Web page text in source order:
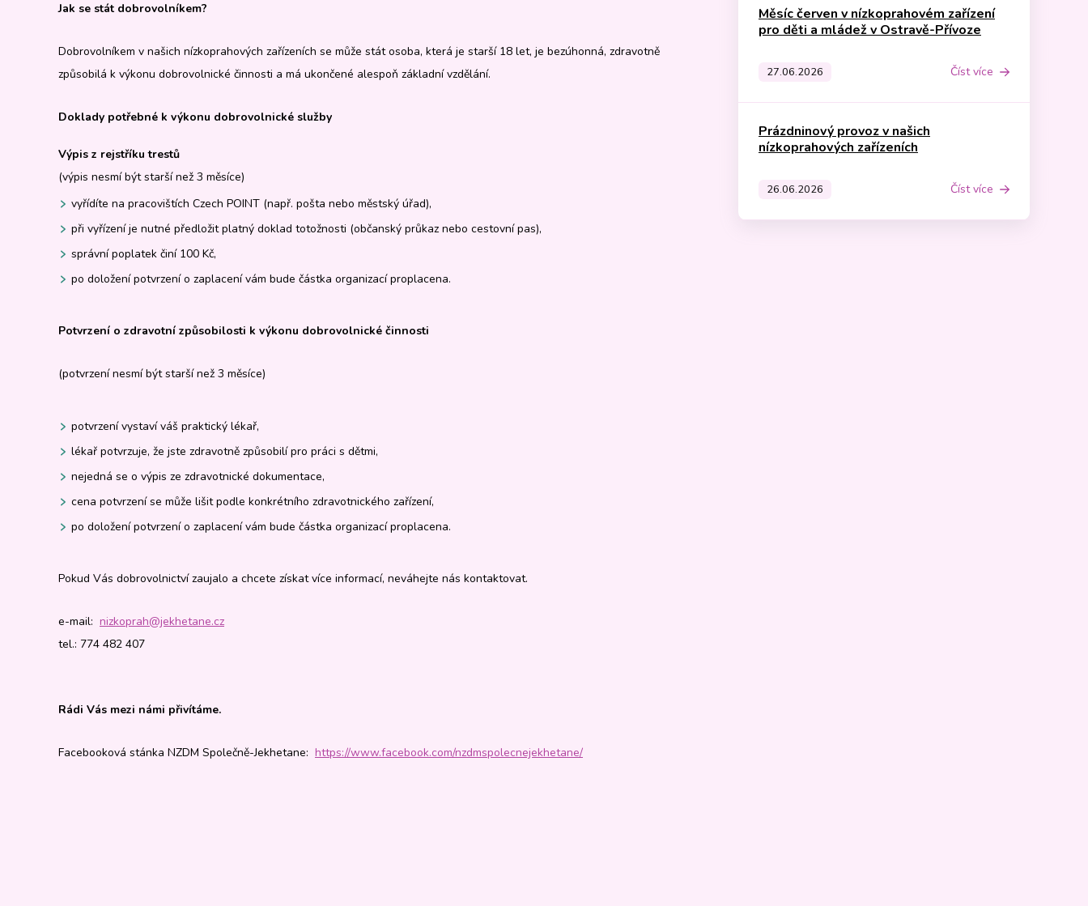
Jak se stát dobrovolníkem?
Dobrovolníkem v našich nízkoprahových zařízeních se může stát osoba, která je starší 18 let, je bezúhonná, zdravotně
způsobilá k výkonu dobrovolnické činnosti a má ukončené alespoň základní vzdělání.
Doklady potřebné k výkonu dobrovolnické služby
Výpis z rejstříku trestů
(výpis nesmí být starší než 3 měsíce)
vyřídíte na pracovištích Czech POINT (např. pošta nebo městský úřad),
při vyřízení je nutné předložit platný doklad totožnosti (občanský průkaz nebo cestovní pas),
správní poplatek činí 100 Kč,
po doložení potvrzení o zaplacení vám bude částka organizací proplacena.
Potvrzení o zdravotní způsobilosti k výkonu dobrovolnické činnosti
(potvrzení nesmí být starší než 3 měsíce)
potvrzení vystaví váš praktický lékař,
lékař potvrzuje, že jste zdravotně způsobilí pro práci s dětmi,
nejedná se o výpis ze zdravotnické dokumentace,
cena potvrzení se může lišit podle konkrétního zdravotnického zařízení,
po doložení potvrzení o zaplacení vám bude částka organizací proplacena.
Pokud Vás dobrovolnictví zaujalo a chcete získat více informací, neváhejte nás kontaktovat.
e-mail: nizkoprah@jekhetane.cz
tel.: 774 482 407
Rádi Vás mezi námi přivítáme.
Facebooková stánka NZDM Společně-Jekhetane: https://www.facebook.com/nzdmspolecnejekhetane/
Měsíc červen v nízkoprahovém zařízení
pro děti a mládež v Ostravě-Přívoze
27.06.2026 Číst více
Prázdninový provoz v našich
nízkoprahových zařízeních
26.06.2026 Číst více